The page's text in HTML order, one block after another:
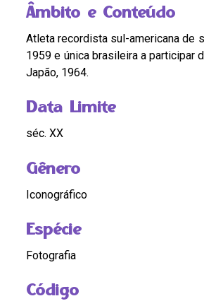
Âmbito e Conteúdo
Atleta recordista sul-americana de
1959 e única brasileira a participar
Japão, 1964.
Data Limite
séc. XX
Gênero
Iconográfico
Espécie
Fotografia
Código